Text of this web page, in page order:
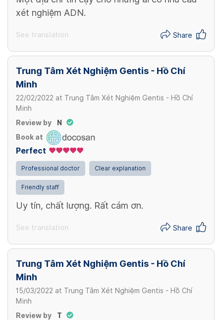
xét nghiệm ADN.
See translation Share
Trung Tâm Xét Nghiệm Gentis - Hồ Chí
Minh
22/02/2022 at Trung Tâm Xét Nghiệm Gentis - Hồ Chí
Minh
Review by
N
Book at
Perfect
Professional doctor Clear explanation
Friendly staff
Uy tín, chất lượng. Rất cám ơn.
See translation Share
Trung Tâm Xét Nghiệm Gentis - Hồ Chí
Minh
15/03/2022 at Trung Tâm Xét Nghiệm Gentis - Hồ Chí
Minh
Review by
T